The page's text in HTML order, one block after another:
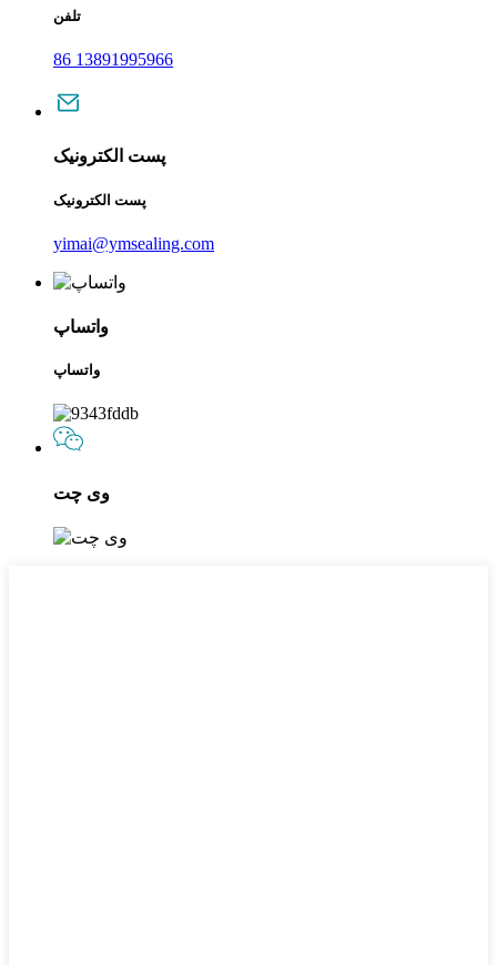
تلفن
86 13891995966
پست الکترونیک
پست الکترونیک
yimai@ymsealing.com
واتساپ
واتساپ
وی چت